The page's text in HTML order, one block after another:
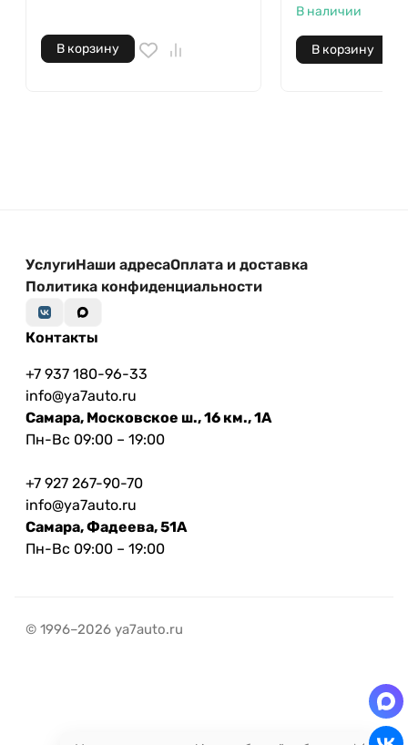
В корзину
В наличии
В корзину
УслугиНаши адресаОплата и доставка
Политика конфиденциальности
Контакты
+7 937 180-96-33
info@ya7auto.ru
Самара, Московское ш., 16 км., 1А
Пн-Вс 09:00 – 19:00
+7 927 267-90-70
info@ya7auto.ru
Самара, Фадеева, 51А
Пн-Вс 09:00 – 19:00
© 1996–2026 ya7auto.ru